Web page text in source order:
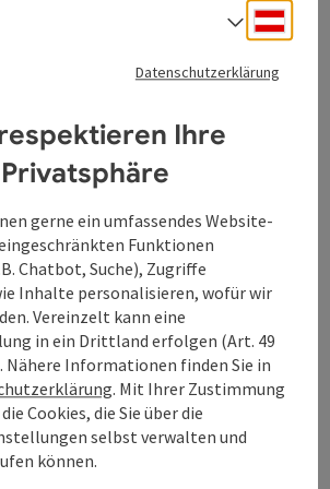
: Rundturm Sarmingstein
Sarmingstein
Eckpunkt der „Bastei“ - später
Sarmingstein 8. 1602 ließ Propst
Waldhausen das Amtshaus erneuern.
sperrten die Straße. 1832
und die Bastei von der Familie
Die Felssprengungen für den Bau
der Donau
geöffnetgeöffnet
geöffnet
Donnerstag geöffnet
FRFreitag geöffnet
SASamstag geöffnet
SOSonntag geöffnet
FEFeiertag geöffnet
Datenschutzerklärung
Ihre
Privatsphäre
gerne ein umfassendes Website-
Funktionen
Chatbot, Suche), Zugriffe
Inhalte personalisieren, wofür wir
Vereinzelt kann eine
in ein Drittland erfolgen (Art. 49
Nähere Informationen finden Sie in
. Mit Ihrer Zustimmung
Cookies, die Sie über die
selbst verwalten und
können.